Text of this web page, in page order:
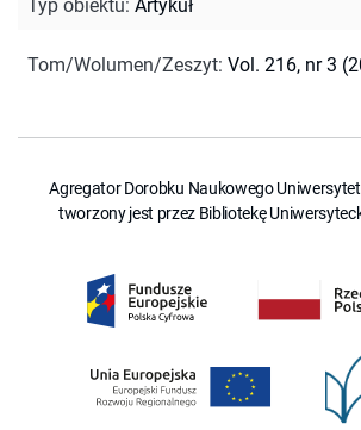
Typ obiektu: Artykuł
Tom/Wolumen/Zeszyt: Vol. 216, nr 3
Agregator Dorobku Naukowego
tworzony jest przez Bibliotekę